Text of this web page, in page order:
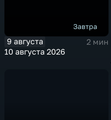
Завтра
9 августа
2 мин
10 августа 2026